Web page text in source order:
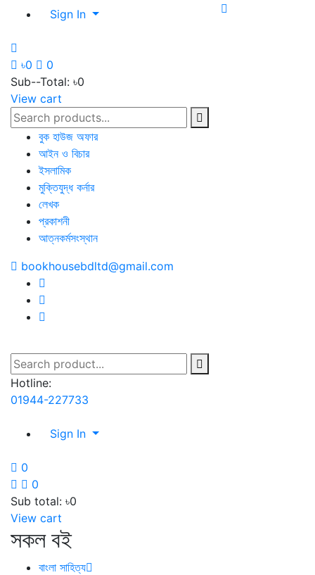
Sign In
৳0
0
Sub--Total: ৳0
View cart
বুক হাউজ অফার
আইন ও বিচার
ইসলামিক
মুক্তিযুদ্ধ কর্নার
লেখক
প্রকাশনী
আত্নকর্মসংস্থান
bookhousebdltd@gmail.com
Hotline:
01944-227733
Sign In
0
0
Sub total: ৳0
View cart
সকল বই
বাংলা সাহিত্য